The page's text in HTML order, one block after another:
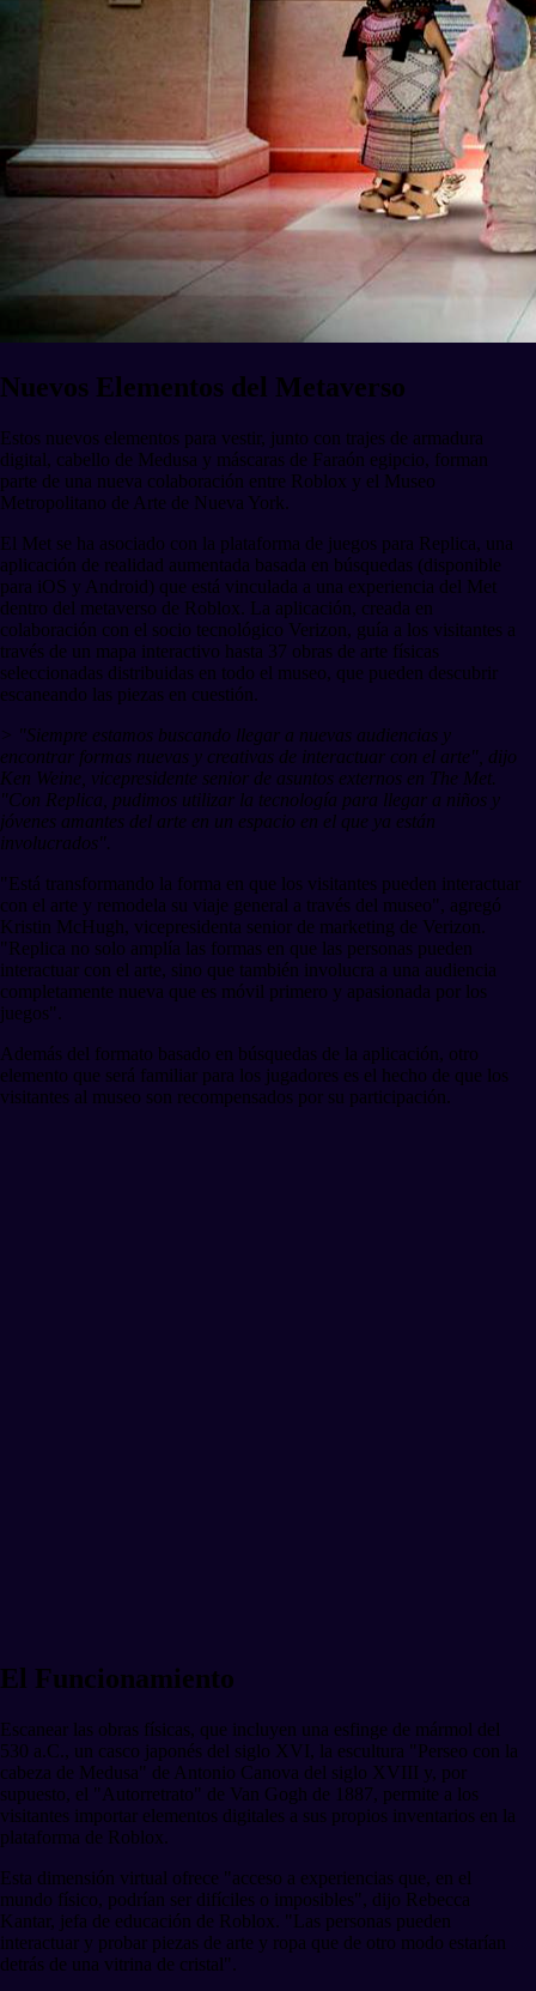
Nuevos Elementos del Metaverso
Estos nuevos elementos para vestir, junto con trajes de armadura
digital, cabello de Medusa y máscaras de Faraón egipcio, forman
parte de una nueva colaboración entre Roblox y el Museo
Metropolitano de Arte de Nueva York.
El Met se ha asociado con la plataforma de juegos para Replica, una
aplicación de realidad aumentada basada en búsquedas (disponible
para iOS y Android) que está vinculada a una experiencia del Met
dentro del metaverso de Roblox. La aplicación, creada en
colaboración con el socio tecnológico Verizon, guía a los visitantes a
través de un mapa interactivo hasta 37 obras de arte físicas
seleccionadas distribuidas en todo el museo, que pueden descubrir
escaneando las piezas en cuestión.
> "Siempre estamos buscando llegar a nuevas audiencias y
encontrar formas nuevas y creativas de interactuar con el arte", dijo
Ken Weine, vicepresidente senior de asuntos externos en The Met.
"Con Replica, pudimos utilizar la tecnología para llegar a niños y
jóvenes amantes del arte en un espacio en el que ya están
involucrados".
"Está transformando la forma en que los visitantes pueden interactuar
con el arte y remodela su viaje general a través del museo", agregó
Kristin McHugh, vicepresidenta senior de marketing de Verizon.
"Replica no solo amplía las formas en que las personas pueden
interactuar con el arte, sino que también involucra a una audiencia
completamente nueva que es móvil primero y apasionada por los
juegos".
Además del formato basado en búsquedas de la aplicación, otro
elemento que será familiar para los jugadores es el hecho de que los
visitantes al museo son recompensados por su participación.
El Funcionamiento
Escanear las obras físicas, que incluyen una esfinge de mármol del
530 a.C., un casco japonés del siglo XVI, la escultura "Perseo con la
cabeza de Medusa" de Antonio Canova del siglo XVIII y, por
supuesto, el "Autorretrato" de Van Gogh de 1887, permite a los
visitantes importar elementos digitales a sus propios inventarios en la
plataforma de Roblox.
Esta dimensión virtual ofrece "acceso a experiencias que, en el
mundo físico, podrían ser difíciles o imposibles", dijo Rebecca
Kantar, jefa de educación de Roblox. "Las personas pueden
interactuar y probar piezas de arte y ropa que de otro modo estarían
detrás de una vitrina de cristal".